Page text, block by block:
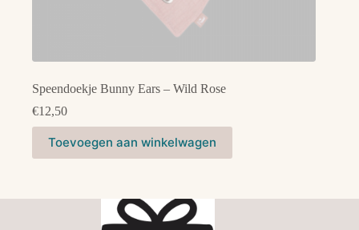
Speendoekje Bunny Ears – Wild Rose
€12,50
Toevoegen aan winkelwagen